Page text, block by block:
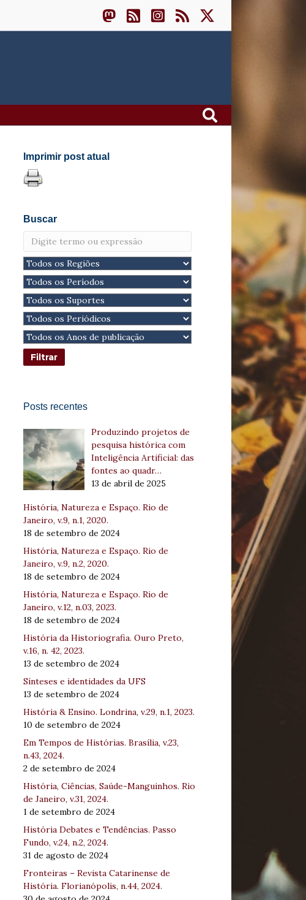
Imprimir post atual
Buscar
Posts recentes
Produzindo projetos de
pesquisa histórica com
Inteligência Artificial: das
fontes ao quadr…
13 de abril de 2025
História, Natureza e Espaço. Rio de
Janeiro, v.9, n.1, 2020.
18 de setembro de 2024
História, Natureza e Espaço. Rio de
Janeiro, v.9, n.2, 2020.
18 de setembro de 2024
História, Natureza e Espaço. Rio de
Janeiro, v.12, n.03, 2023.
18 de setembro de 2024
História da Historiografia. Ouro Preto,
v.16, n. 42, 2023.
13 de setembro de 2024
Sínteses e identidades da UFS
13 de setembro de 2024
História & Ensino. Londrina, v.29, n.1, 2023.
10 de setembro de 2024
Em Tempos de Histórias. Brasília, v.23,
n.43, 2024.
2 de setembro de 2024
História, Ciências, Saúde-Manguinhos. Rio
de Janeiro, v.31, 2024.
1 de setembro de 2024
História Debates e Tendências. Passo
Fundo, v.24, n.2, 2024.
31 de agosto de 2024
Fronteiras – Revista Catarinense de
História. Florianópolis, n.44, 2024.